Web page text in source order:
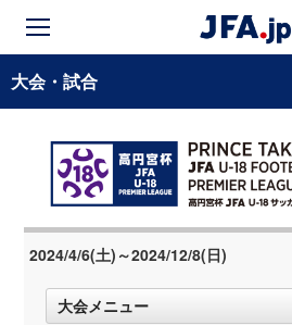
大会・試合
2024/4/6(土)～2024/12/8(日)
大会メニュー